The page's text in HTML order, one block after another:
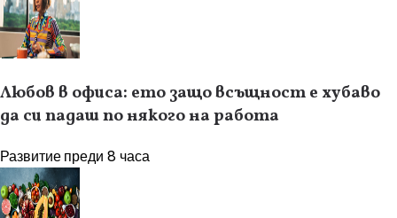
Любов в офиса: ето защо всъщност е хубаво
да си падаш по някого на работа
Развитиепреди 8 часа